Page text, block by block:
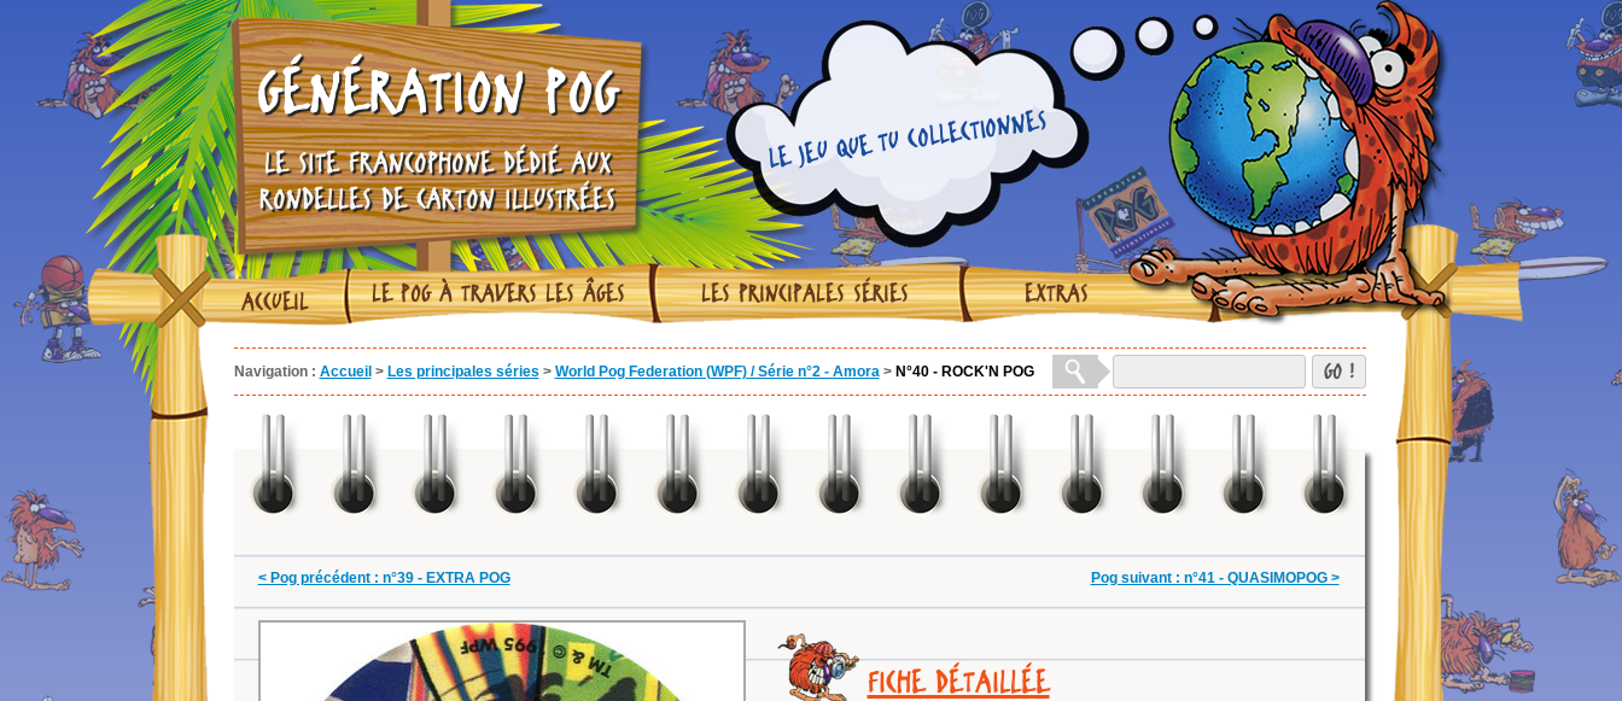
GÉNÉRATION POG
LE SITE FRANCOPHONE DÉDIÉ AUX
RONDELLES DE CARTON ILLUSTRÉES
LE JEU QUE TU COLLECTIONNES
ACCUEIL LE POG À TRAVERS LES ÂGES LES PRINCIPALES SÉRIES EXTRAS
Navigation : Accueil > Les principales séries > World Pog Federation (WPF) / Série n°2 - Amora > N°40 - ROCK'N POG GO !
< Pog précédent : n°39 - EXTRA POG Pog suivant : n°41 - QUASIMOPOG >
FICHE DÉTAILLÉE